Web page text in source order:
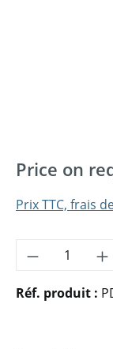
Price on
Prix TTC, frais
Quantité
Réf. produit :